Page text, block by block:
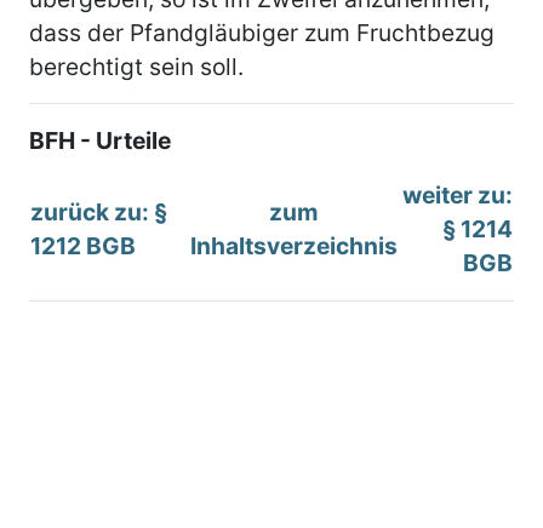
dass der Pfandgläubiger zum Fruchtbezug
berechtigt sein soll.
BFH - Urteile
zurück zu: §
1212 BGB
zum
Inhaltsverzeichnis
weiter zu:
§ 1214
BGB